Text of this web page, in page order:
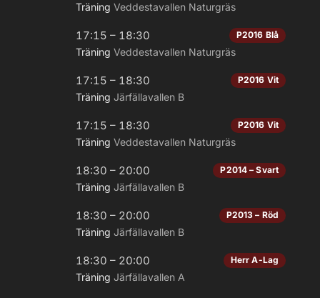
Träning Veddestavallen Naturgräs
17:15 – 18:30 P2016 Blå
Träning Veddestavallen Naturgräs
17:15 – 18:30 P2016 Vit
Träning Järfällavallen B
17:15 – 18:30 P2016 Vit
Träning Veddestavallen Naturgräs
18:30 – 20:00 P2014 – Svart
Träning Järfällavallen B
18:30 – 20:00 P2013 – Röd
Träning Järfällavallen B
18:30 – 20:00 Herr A-Lag
Träning Järfällavallen A